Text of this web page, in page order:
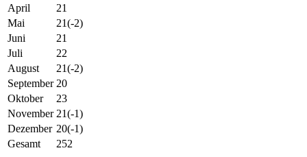
April
21
Mai
21(-2)
Juni
21
Juli
22
August
21(-2)
September 20
Oktober
23
November 21(-1)
Dezember 20(-1)
Gesamt
252